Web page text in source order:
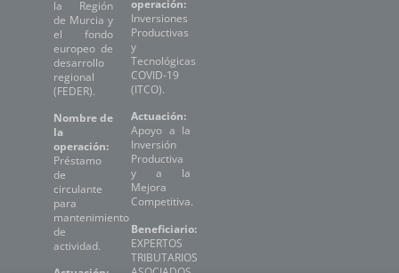
la Región
de Murcia y
el fondo
europeo de
desarrollo
regional
(FEDER).
Nombre de
la
operación:
Préstamo
de
circulante
para
mantenimiento
de
actividad.
operación:
Inversiones
Productivas
y
Tecnológicas
COVID-19
(ITCO).
Actuación:
Apoyo a la
Inversión
Productiva
y a la
Mejora
Competitiva.
Beneficiario:
EXPERTOS
TRIBUTARIOS